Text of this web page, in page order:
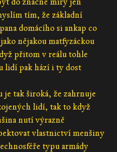
tím, že základní
domácího si ankap co
nějakou matfyzáckou
přitom v reálu tohle
lidí pak hází i ty dost
je tak široká, že zahrnuje
lidí, tak to když
nutí výrazně
vlastnictví menšiny
typu armády